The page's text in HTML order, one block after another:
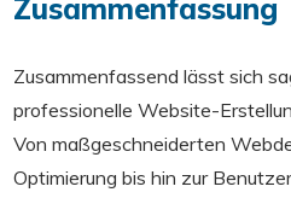
Zusammenfassung
Zusammenfassend lässt sich
professionelle Website-
Von maßgeschneiderten
Optimierung bis hin zur